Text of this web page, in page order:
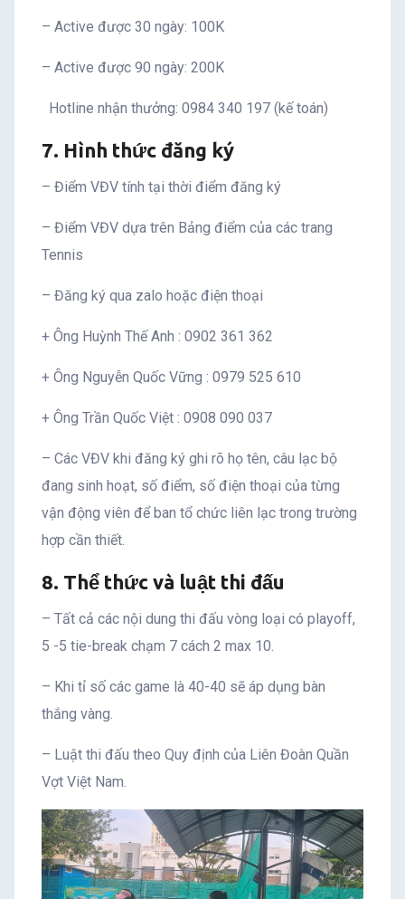
– Active được 30 ngày: 100K
– Active được 90 ngày: 200K
Hotline nhận thưởng: 0984 340 197 (kế toán)
7. Hình thức đăng ký
– Điểm VĐV tính tại thời điểm đăng ký
– Điểm VĐV dựa trên Bảng điểm của các trang
Tennis
– Đăng ký qua zalo hoặc điện thoại
+ Ông Huỳnh Thế Anh : 0902 361 362
+ Ông Nguyễn Quốc Vững : 0979 525 610
+ Ông Trần Quốc Việt : 0908 090 037
– Các VĐV khi đăng ký ghi rõ họ tên, câu lạc bộ
đang sinh hoạt, số điểm, số điện thoại của từng
vận động viên để ban tổ chức liên lạc trong trường
hợp cần thiết.
8. Thể thức và luật thi đấu
– Tất cả các nội dung thi đấu vòng loại có playoff,
5 -5 tie-break chạm 7 cách 2 max 10.
– Khi tỉ số các game là 40-40 sẽ áp dụng bàn
thắng vàng.
– Luật thi đấu theo Quy định của Liên Đoàn Quần
Vợt Việt Nam.